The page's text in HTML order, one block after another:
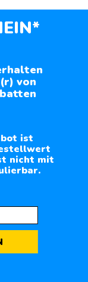
von
ist
nicht mit